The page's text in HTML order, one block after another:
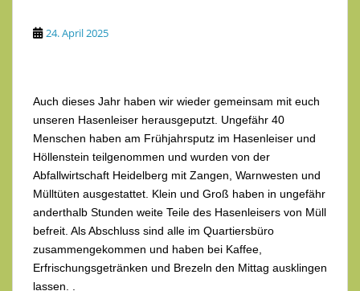
24. April 2025
Auch dieses Jahr haben wir wieder gemeinsam mit euch
unseren Hasenleiser herausgeputzt. Ungefähr 40
Menschen haben am Frühjahrsputz im Hasenleiser und
Höllenstein teilgenommen und wurden von der
Abfallwirtschaft Heidelberg mit Zangen, Warnwesten und
Mülltüten ausgestattet. Klein und Groß haben in ungefähr
anderthalb Stunden weite Teile des Hasenleisers von Müll
befreit. Als Abschluss sind alle im Quartiersbüro
zusammengekommen und haben bei Kaffee,
Erfrischungsgetränken und Brezeln den Mittag ausklingen
lassen. .